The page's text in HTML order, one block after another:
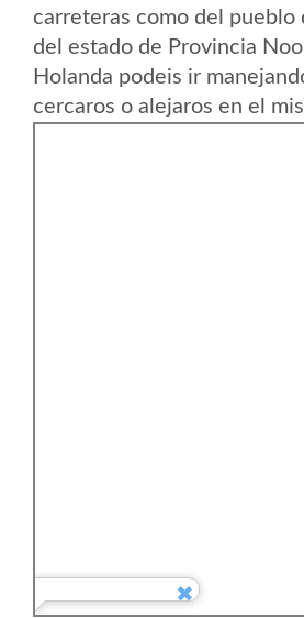
carreteras como del pueblo
del estado de Provincia
Holanda podeis ir
cercaros o alejaros en el